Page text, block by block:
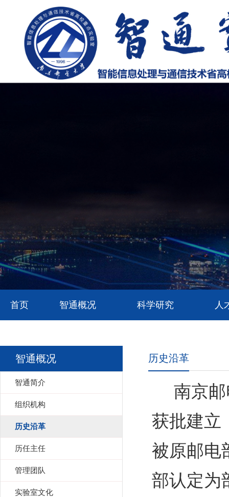
首页 智通概况 科学研究 人
智通概况
智通简介
组织机构
历史沿革
历任主任
管理团队
实验室文化
历史沿革
南京
获批建立
被原邮电
部认定为